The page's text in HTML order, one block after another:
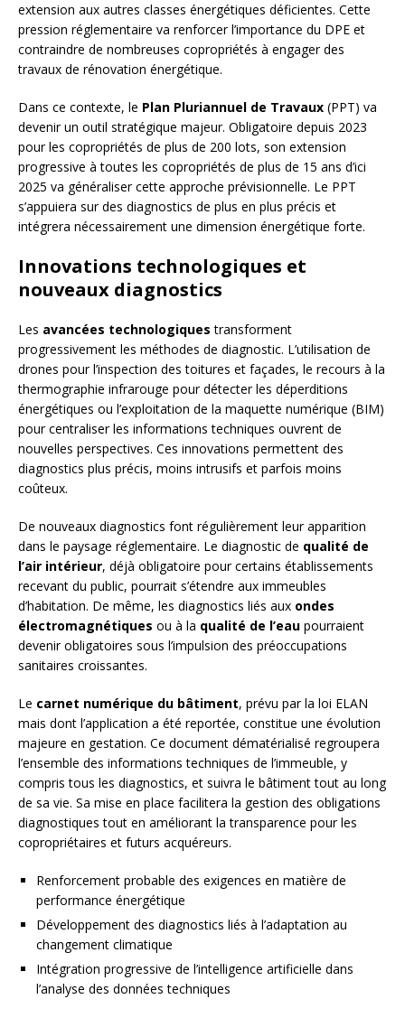
extension aux autres classes énergétiques déficientes. Cette
pression réglementaire va renforcer l’importance du DPE et
contraindre de nombreuses copropriétés à engager des
travaux de rénovation énergétique.
Dans ce contexte, le Plan Pluriannuel de Travaux (PPT) va
devenir un outil stratégique majeur. Obligatoire depuis 2023
pour les copropriétés de plus de 200 lots, son extension
progressive à toutes les copropriétés de plus de 15 ans d’ici
2025 va généraliser cette approche prévisionnelle. Le PPT
s’appuiera sur des diagnostics de plus en plus précis et
intégrera nécessairement une dimension énergétique forte.
Innovations technologiques et
nouveaux diagnostics
Les avancées technologiques transforment
progressivement les méthodes de diagnostic. L’utilisation de
drones pour l’inspection des toitures et façades, le recours à la
thermographie infrarouge pour détecter les déperditions
énergétiques ou l’exploitation de la maquette numérique (BIM)
pour centraliser les informations techniques ouvrent de
nouvelles perspectives. Ces innovations permettent des
diagnostics plus précis, moins intrusifs et parfois moins
coûteux.
De nouveaux diagnostics font régulièrement leur apparition
dans le paysage réglementaire. Le diagnostic de qualité de
l’air intérieur, déjà obligatoire pour certains établissements
recevant du public, pourrait s’étendre aux immeubles
d’habitation. De même, les diagnostics liés aux ondes
électromagnétiques ou à la qualité de l’eau pourraient
devenir obligatoires sous l’impulsion des préoccupations
sanitaires croissantes.
Le carnet numérique du bâtiment, prévu par la loi ELAN
mais dont l’application a été reportée, constitue une évolution
majeure en gestation. Ce document dématérialisé regroupera
l’ensemble des informations techniques de l’immeuble, y
compris tous les diagnostics, et suivra le bâtiment tout au long
de sa vie. Sa mise en place facilitera la gestion des obligations
diagnostiques tout en améliorant la transparence pour les
copropriétaires et futurs acquéreurs.
Renforcement probable des exigences en matière de
performance énergétique
Développement des diagnostics liés à l’adaptation au
changement climatique
Intégration progressive de l’intelligence artificielle dans
l’analyse des données techniques